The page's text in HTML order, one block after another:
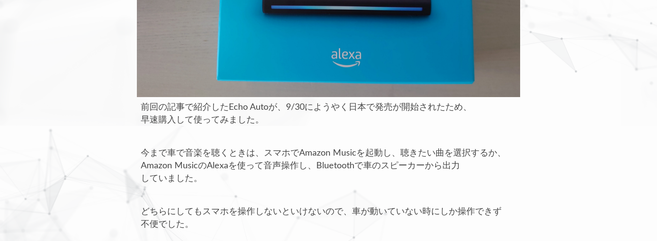
前回の記事で紹介したEcho Autoが、9/30にようやく日本で発売が開始されたため、
早速購入して使ってみました。
今まで車で音楽を聴くときは、スマホでAmazon Musicを起動し、聴きたい曲を選択するか、
Amazon MusicのAlexaを使って音声操作し、Bluetoothで車のスピーカーから出力
していました。
どちらにしてもスマホを操作しないといけないので、車が動いていない時にしか操作できず
不便でした。